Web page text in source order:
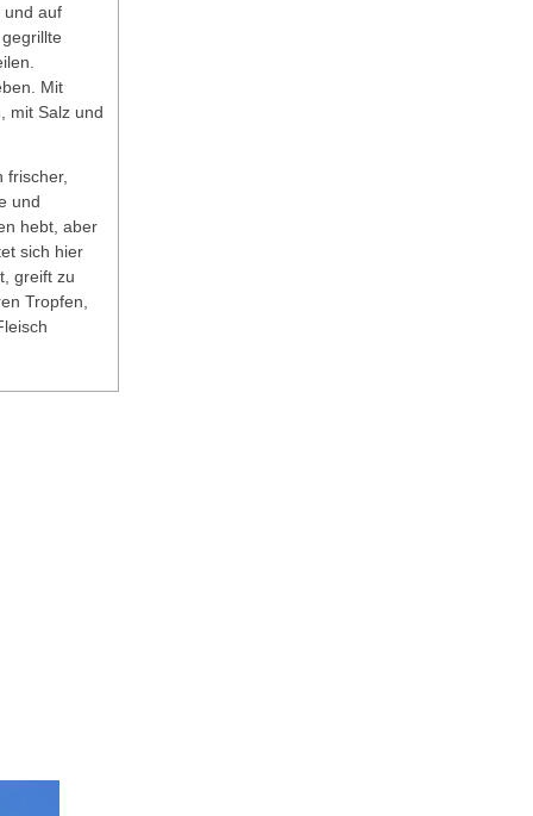
und auf
Mit
mit Salz und
frischer,
und
hebt, aber
sich hier
greift zu
Tropfen,